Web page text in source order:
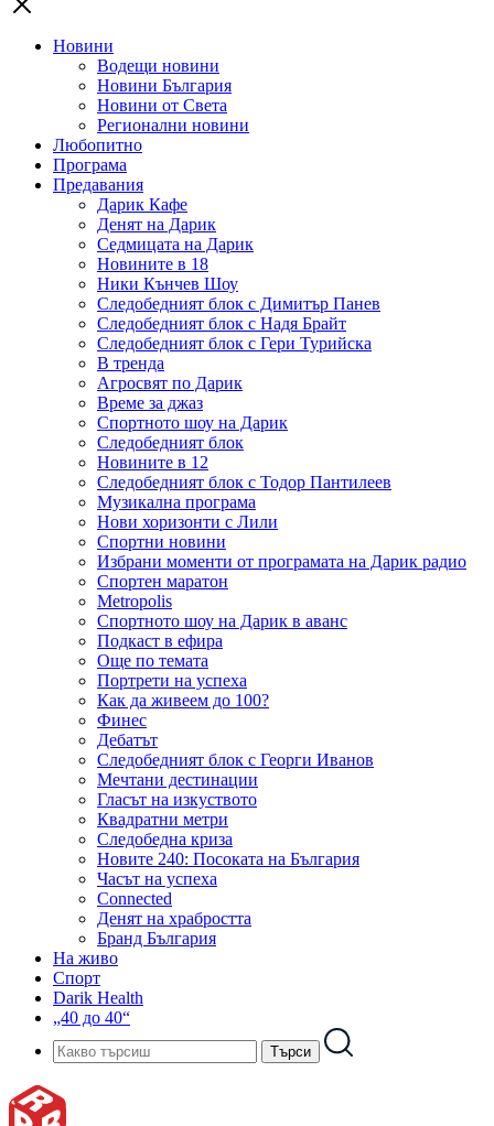
Новини
Водещи новини
Новини България
Новини от Света
Регионални новини
Любопитно
Програма
Предавания
Дарик Кафе
Денят на Дарик
Седмицата на Дарик
Новините в 18
Ники Кънчев Шоу
Следобедният блок с Димитър Панев
Следобедният блок с Надя Брайт
Следобедният блок с Гери Турийска
В тренда
Агросвят по Дарик
Време за джаз
Спортното шоу на Дарик
Следобедният блок
Новините в 12
Следобедният блок с Тодор Пантилеев
Музикална програма
Нови хоризонти с Лили
Спортни новини
Избрани моменти от програмата на Дарик радио
Спортен маратон
Metropolis
Спортното шоу на Дарик в аванс
Подкаст в ефира
Още по темата
Портрети на успеха
Как да живеем до 100?
Финес
Дебатът
Следобедният блок с Георги Иванов
Мечтани дестинации
Гласът на изкуството
Квадратни метри
Следобедна криза
Новите 240: Посоката на България
Часът на успеха
Connected
Денят на храбростта
Бранд България
На живо
Спорт
Darik Health
„40 до 40“